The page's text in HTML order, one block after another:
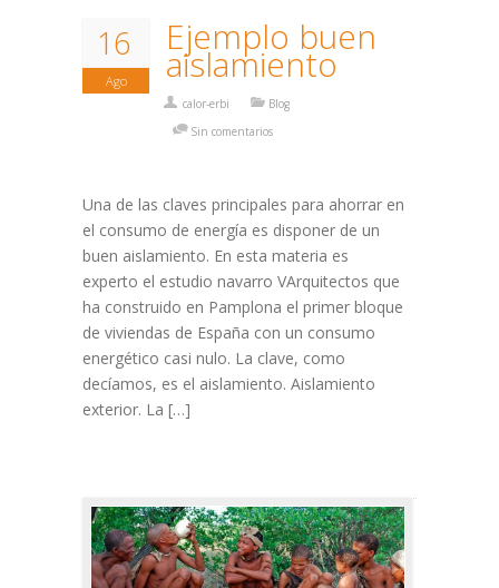
16
Ago
Ejemplo buen
aislamiento
calor-erbi
Blog
Sin comentarios
Una de las claves principales para ahorrar en
el consumo de energía es disponer de un
buen aislamiento. En esta materia es
experto el estudio navarro VArquitectos que
ha construido en Pamplona el primer bloque
de viviendas de España con un consumo
energético casi nulo. La clave, como
decíamos, es el aislamiento. Aislamiento
exterior. La […]